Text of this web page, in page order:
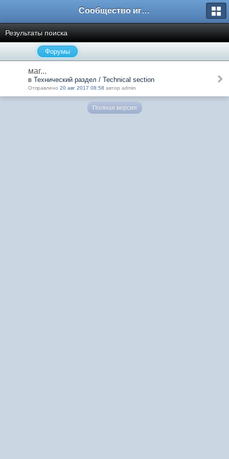
Сообщество игроков L2BesT.Org
Результаты поиска
Форумы
маг...
в Технический раздел / Technical section
Отправлено 20 авг 2017 08:58 автор admin
Полная версия